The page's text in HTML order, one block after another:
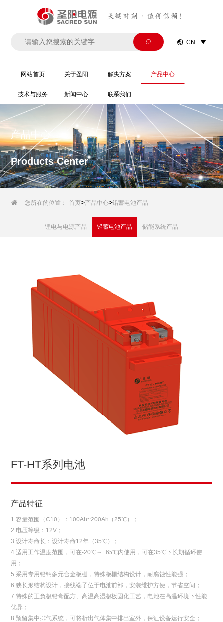
关键时刻·值得信赖！
  CN 
网站首页 关于圣阳 解决方案 产品中心
技术与服务 新闻中心 联系我们
产品中心
Products Center
 您所在的位置： 首页>产品中心>铅蓄电池产品
锂电与电源产品 铅蓄电池产品 储能系统产品
FT-HT系列电池
产品特征
1.容量范围（C10）：100Ah~200Ah（25℃）；
2.电压等级：12V；
3.设计寿命长：设计寿命12年（35℃）；
4.适用工作温度范围，可在-20℃～+65℃内使用，可在35℃下长期循环使
用；
5.采用专用铅钙多元合金板栅，特殊板栅结构设计，耐腐蚀性能强；
6.狭长形结构设计，接线端子位于电池前部，安装维护方便，节省空间；
7.特殊的正负极铅膏配方、高温高湿极板固化工艺，电池在高温环境下性能
优异；
8.预留集中排气系统，可将析出气体集中排出室外，保证设备运行安全；